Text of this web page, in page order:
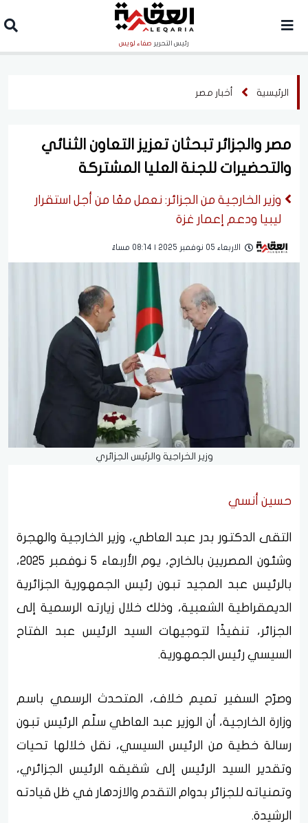
رئيس التحرير صفاء لويس
الرئيسية أخبار مصر
مصر والجزائر تبحثان تعزيز التعاون الثنائي
والتحضيرات للجنة العليا المشتركة
وزير الخارجية من الجزائر: نعمل معًا من أجل استقرار
ليبيا ودعم إعمار غزة
الاربعاء 05 نوفمبر 2025 | 08:14 مساءً
وزير الخراجية والرئيس الجزائري
حسين أنسي
التقى الدكتور بدر عبد العاطي، وزير الخارجية والهجرة
وشئون المصريين بالخارج، يوم الأربعاء 5 نوفمبر 2025،
بالرئيس عبد المجيد تبون رئيس الجمهورية الجزائرية
الديمقراطية الشعبية، وذلك خلال زيارته الرسمية إلى
الجزائر، تنفيذًا لتوجيهات السيد الرئيس عبد الفتاح
السيسي رئيس الجمهورية.
وصرّح السفير تميم خلاف، المتحدث الرسمي باسم
وزارة الخارجية، أن الوزير عبد العاطي سلّم الرئيس تبون
رسالة خطية من الرئيس السيسي، نقل خلالها تحيات
وتقدير السيد الرئيس إلى شقيقه الرئيس الجزائري،
وتمنياته للجزائر بدوام التقدم والازدهار في ظل قيادته
الرشيدة.